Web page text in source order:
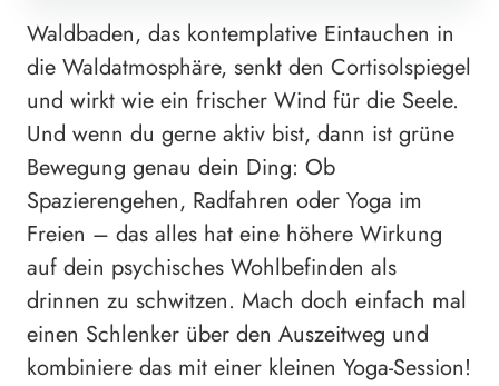
Waldbaden, das kontemplative Eintauchen in
die Waldatmosphäre, senkt den Cortisolspiegel
und wirkt wie ein frischer Wind für die Seele.
Und wenn du gerne aktiv bist, dann ist grüne
Bewegung genau dein Ding: Ob
Spazierengehen, Radfahren oder Yoga im
Freien – das alles hat eine höhere Wirkung
auf dein psychisches Wohlbefinden als
drinnen zu schwitzen. Mach doch einfach mal
einen Schlenker über den Auszeitweg und
kombiniere das mit einer kleinen Yoga-Session!